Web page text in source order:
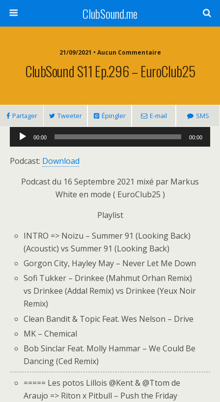
ClubSound.me
21/09/2021 • Aucun Commentaire
ClubSound S11 Ep.296 – EuroClub25
Partager Tweeter Épingler E-mail SMS
Lecteur
audio
00:00 00:00
Podcast: Download
Podcast du 16 Septembre 2021 mixé par Markus
White en mode ( EuroClub25 )
Playlist
INTRO => Noizu – Summer 91 (Looking Back)
(Acoustic) vs Summer 91 (Looking Back)
Gorgon City, Hayley May – Never Let Me Down
Sofi Tukker – Drinkee (Mahmut Orhan Remix)
vs Drinkee (Addal Remix) vs Drinkee (Yeux Noir
Remix)
Clean Bandit & Topic Feat. Wes Nelson – Drive
MK – Chemical
Bob Sinclar Feat. Molly Hammar – We Could Be
Dancing (Ced Remix)
===== Les potos Lillois @Kent & @Ttom de
Araujo => Riton x Pitbull – Push the Friday